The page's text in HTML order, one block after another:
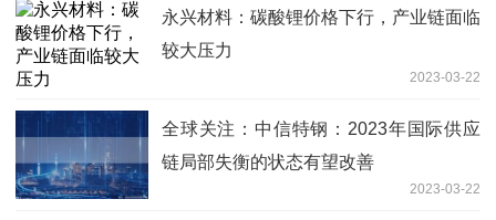
永兴材料：碳酸锂价格下行，产业链面临
较大压力
2023-03-22
全球关注：中信特钢：2023年国际供应
链局部失衡的状态有望改善
2023-03-22